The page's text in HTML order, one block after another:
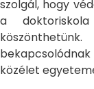
szolgál, hogy
a
közélet